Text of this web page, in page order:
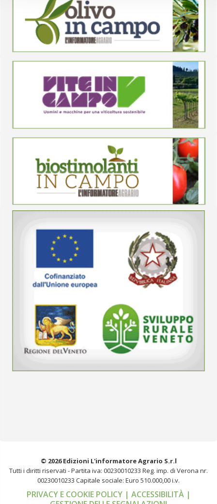
© 2026 Edizioni L'informatore Agrario S.r.l
Tutti i diritti riservati -Partita iva: 00230010233 Reg. imp. di Verona nr.
00230010233 Capitale sociale: Euro 510.000,00 i.v.
PRIVACY E COOKIE POLICY | ACCESSIBILITÀ |